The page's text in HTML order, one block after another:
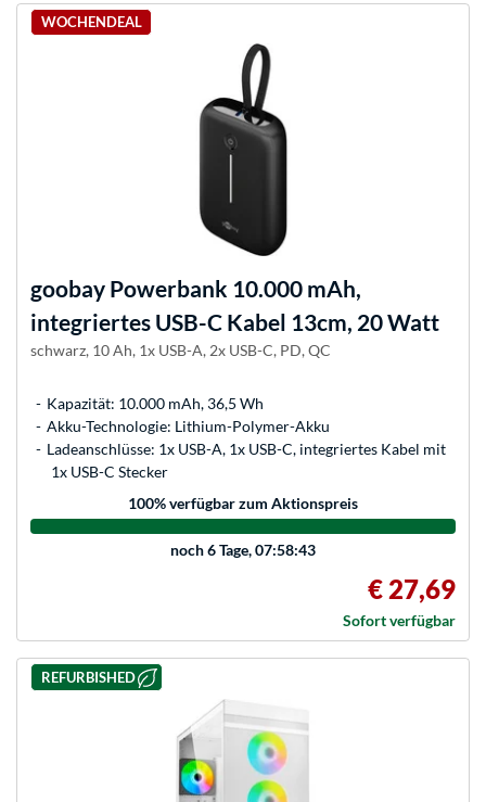
WOCHENDEAL
goobay Powerbank 10.000 mAh,
integriertes USB-C Kabel 13cm, 20 Watt
schwarz, 10 Ah, 1x USB-A, 2x USB-C, PD, QC
Kapazität: 10.000 mAh, 36,5 Wh
Akku-Technologie: Lithium-Polymer-Akku
Ladeanschlüsse: 1x USB-A, 1x USB-C, integriertes Kabel mit
1x USB-C Stecker
100% verfügbar zum Aktionspreis
noch6 Tage, 07:58:43
€ 27,69
Sofort verfügbar
REFURBISHED